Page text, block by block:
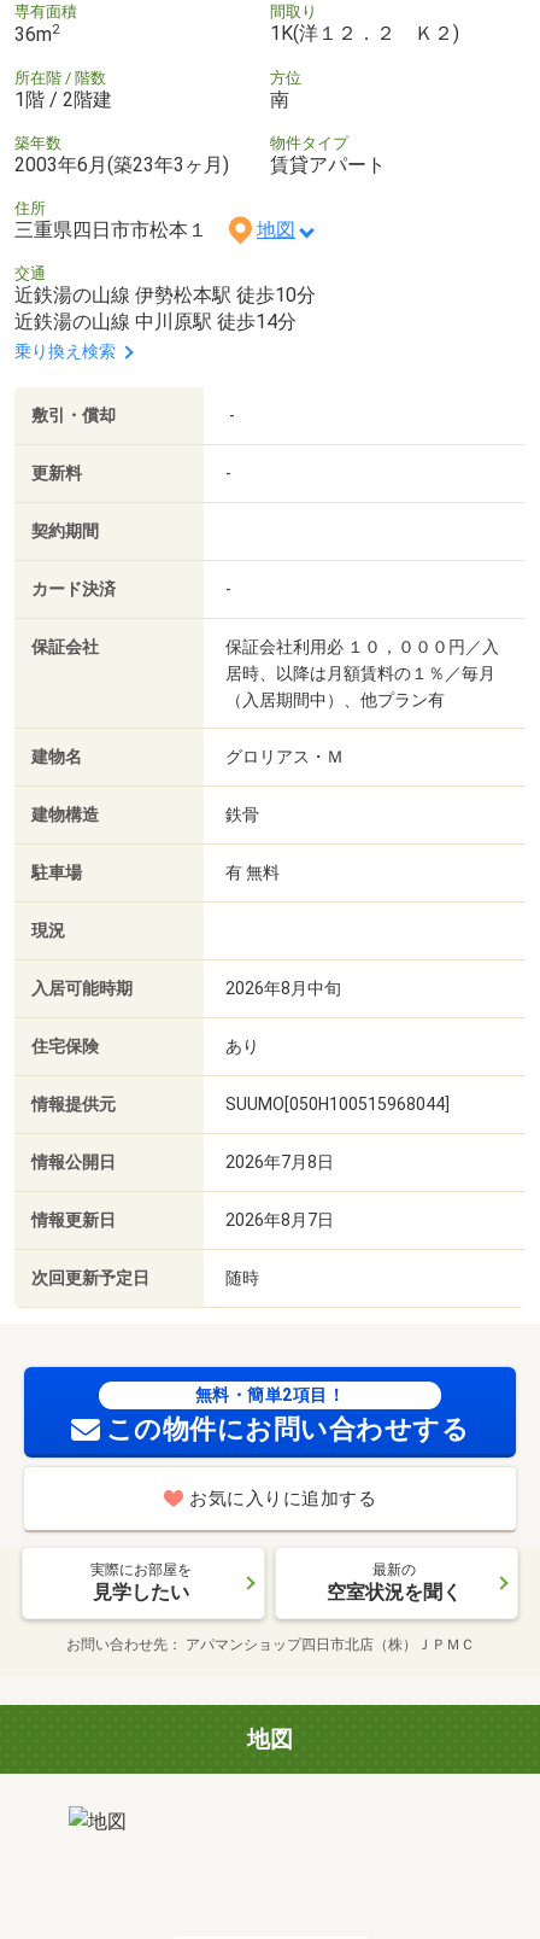
専有面積
36m2
間取り
1K(洋１２．２ Ｋ２)
所在階 / 階数
1階 / 2階建
方位
南
築年数
2003年6月(築23年3ヶ月)
物件タイプ
賃貸アパート
住所
三重県四日市市松本１ 地図
交通
近鉄湯の山線 伊勢松本駅 徒歩10分
近鉄湯の山線 中川原駅 徒歩14分
乗り換え検索
敷引・償却 -
更新料 -
契約期間
カード決済 -
保証会社
保証会社利用必 １０，０００円／入
居時、以降は月額賃料の１％／毎月
（入居期間中）、他プラン有
建物名 グロリアス・Ｍ
建物構造 鉄骨
駐車場 有 無料
現況
入居可能時期 2026年8月中旬
住宅保険 あり
情報提供元 SUUMO[050H100515968044]
情報公開日 2026年7月8日
情報更新日 2026年8月7日
次回更新予定日 随時
無料・簡単2項目！
この物件にお問い合わせする
お気に入りに追加する
実際にお部屋を
見学したい
最新の
空室状況を聞く
お問い合わせ先 アパマンショップ四日市北店（株）ＪＰＭＣ
地図